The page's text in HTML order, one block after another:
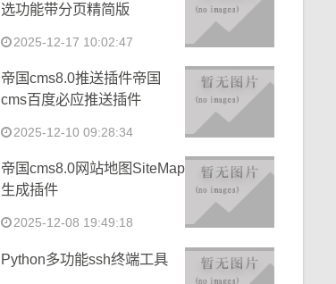
选功能带分页精简版
2025-12-17 10:02:47
帝国cms8.0推送插件帝国
cms百度必应推送插件
2025-12-10 09:28:34
帝国cms8.0网站地图SiteMap
生成插件
2025-12-08 19:49:18
Python多功能ssh终端工具